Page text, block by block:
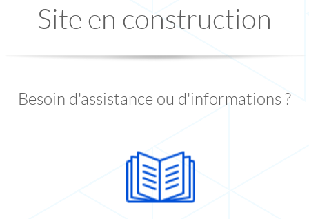
Site en construction
Besoin d'assistance ou d'informations ?